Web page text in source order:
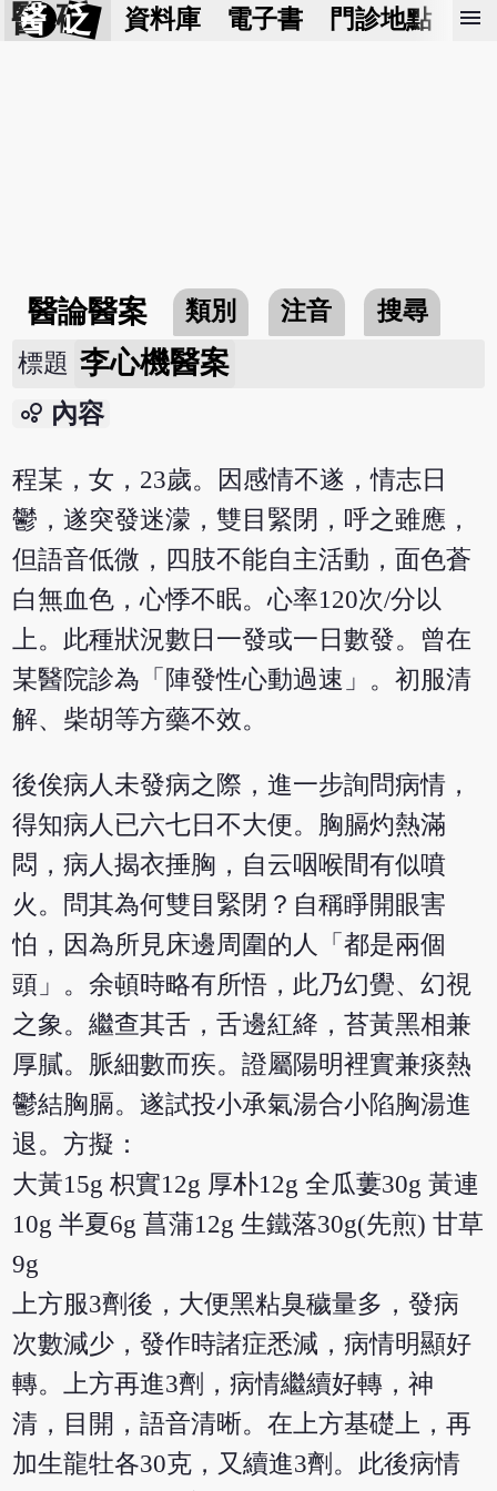
醫 砭 資料庫 電子書 門診地點 預
menu
醫論醫案 類別 注音
搜尋
標題 李心機醫案
bubble_chart 內容
程某，女，23歲。因感情不遂，情志日
鬱，遂突發迷濛，雙目緊閉，呼之雖應，
但語音低微，四肢不能自主活動，面色蒼
白無血色，心悸不眠。心率120次/分以
上。此種狀況數日一發或一日數發。曾在
某醫院診為「陣發性心動過速」。初服清
解、柴胡等方藥不效。
後俟病人未發病之際，進一步詢問病情，
得知病人已六七日不大便。胸膈灼熱滿
悶，病人揭衣捶胸，自云咽喉間有似噴
火。問其為何雙目緊閉？自稱睜開眼害
怕，因為所見床邊周圍的人「都是兩個
頭」。余頓時略有所悟，此乃幻覺、幻視
之象。繼查其舌，舌邊紅絳，苔黃黑相兼
厚膩。脈細數而疾。證屬陽明裡實兼痰熱
鬱結胸膈。遂試投小承氣湯合小陷胸湯進
退。方擬：
大黃15g 枳實12g 厚朴12g 全瓜蔞30g 黃連
10g 半夏6g 菖蒲12g 生鐵落30g(先煎) 甘草
9g
上方服3劑後，大便黑粘臭穢量多，發病
次數減少，發作時諸症悉減，病情明顯好
轉。上方再進3劑，病情繼續好轉，神
清，目開，語音清晰。在上方基礎上，再
加生龍牡各30克，又續進3劑。此後病情